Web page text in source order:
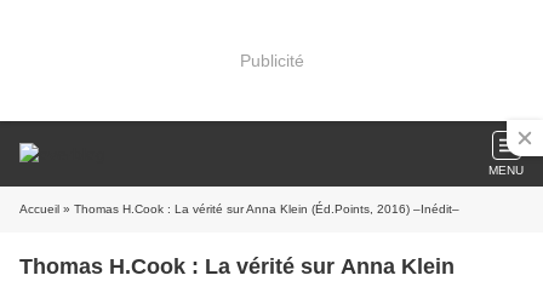
Publicité
MENU
Accueil » Thomas H.Cook : La vérité sur Anna Klein (Éd.Points, 2016) –Inédit–
Thomas H.Cook : La vérité sur Anna Klein